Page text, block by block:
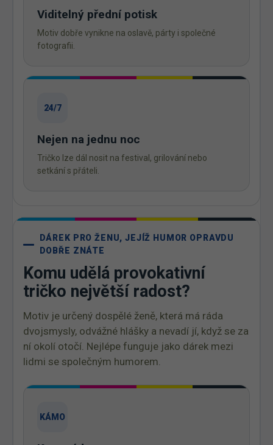
Viditelný přední potisk
Motiv dobře vynikne na oslavě, párty i společné
fotografii.
24/7
Nejen na jednu noc
Tričko lze dál nosit na festival, grilování nebo
setkání s přáteli.
DÁREK PRO ŽENU, JEJÍŽ HUMOR OPRAVDU
DOBŘE ZNÁTE
Komu udělá provokativní
tričko největší radost?
Motiv je určený dospělé ženě, která má ráda
dvojsmysly, odvážné hlášky a nevadí jí, když se za
ní okolí otočí. Nejlépe funguje jako dárek mezi
lidmi se společným humorem.
KÁMO